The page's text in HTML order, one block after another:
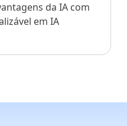
da IA com
em IA